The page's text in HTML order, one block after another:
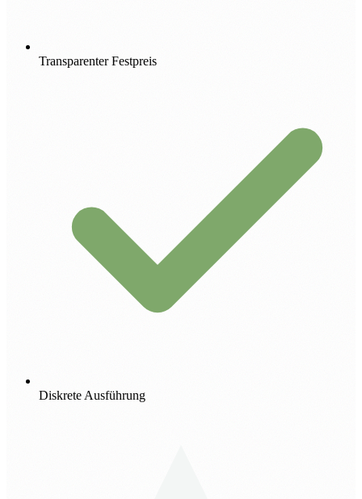
Transparenter Festpreis
Diskrete Ausführung